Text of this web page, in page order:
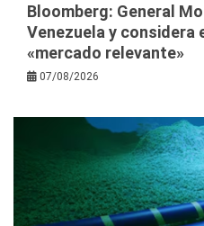
Bloomberg: General
Venezuela y considera
«mercado relevante»
07/08/2026